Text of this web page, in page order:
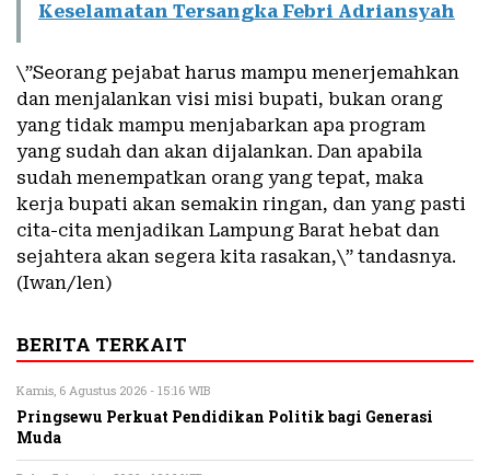
Keselamatan Tersangka Febri Adriansyah
\”Seorang pejabat harus mampu menerjemahkan
dan menjalankan visi misi bupati, bukan orang
yang tidak mampu menjabarkan apa program
yang sudah dan akan dijalankan. Dan apabila
sudah menempatkan orang yang tepat, maka
kerja bupati akan semakin ringan, dan yang pasti
cita-cita menjadikan Lampung Barat hebat dan
sejahtera akan segera kita rasakan,\” tandasnya.
(Iwan/len)
BERITA TERKAIT
Kamis, 6 Agustus 2026 - 15:16 WIB
Pringsewu Perkuat Pendidikan Politik bagi Generasi
Muda